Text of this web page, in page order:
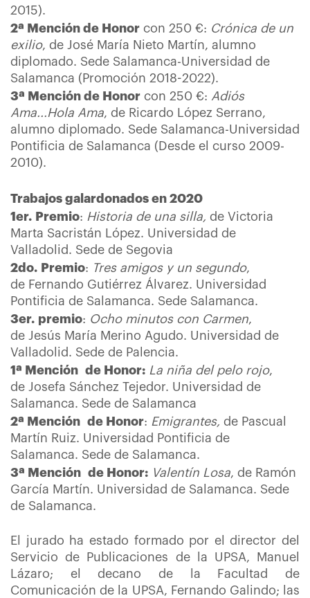
2015).
2ª Mención de Honor con 250 €: Crónica de un
exilio, de José María Nieto Martín, alumno
diplomado. Sede Salamanca-Universidad de
Salamanca (Promoción 2018-2022).
3ª Mención de Honor con 250 €: Adiós
Ama...Hola Ama, de Ricardo López Serrano,
alumno diplomado. Sede Salamanca-Universidad
Pontificia de Salamanca (Desde el curso 2009-
2010).
Trabajos galardonados en 2020
1er. Premio: Historia de una silla, de Victoria
Marta Sacristán López. Universidad de
Valladolid. Sede de Segovia
2do. Premio: Tres amigos y un segundo,
de Fernando Gutiérrez Álvarez. Universidad
Pontificia de Salamanca. Sede Salamanca.
3er. premio: Ocho minutos con Carmen,
de Jesús María Merino Agudo. Universidad de
Valladolid. Sede de Palencia.
1ª Mención de Honor: La niña del pelo rojo,
de Josefa Sánchez Tejedor. Universidad de
Salamanca. Sede de Salamanca
2ª Mención de Honor: Emigrantes, de Pascual
Martín Ruiz. Universidad Pontificia de
Salamanca. Sede de Salamanca.
3ª Mención de Honor: Valentín Losa, de Ramón
García Martín. Universidad de Salamanca. Sede
de Salamanca.
El jurado ha estado formado por el director del
Servicio de Publicaciones de la UPSA, Manuel
Lázaro; el decano de la Facultad de
Comunicación de la UPSA, Fernando Galindo; las